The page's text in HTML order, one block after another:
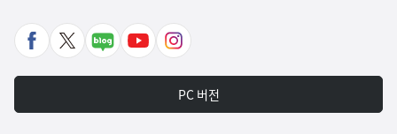
페
북
X
가
네
포
유
바
인
타
그
PC 버전